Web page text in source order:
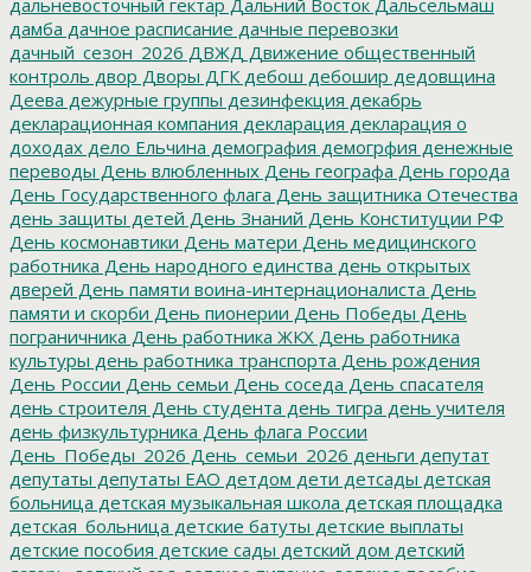
дамба дачное расписание дачные перевозки
дачный_сезон_2026 ДВЖД Движение общественный
контроль двор Дворы ДГК дебош дебошир дедовщина
Деева дежурные группы дезинфекция декабрь
декларационная компания декларация декларация о
доходах дело Ельчина демография демогрфия денежные
переводы День влюбленных День географа День города
День Государственного флага День защитника Отечества
день защиты детей День Знаний День Конституции РФ
День космонавтики День матери День медицинского
работника День народного единства день открытых
дверей День памяти воина-интернационалиста День
памяти и скорби День пионерии День Победы День
пограничника День работника ЖКХ День работника
культуры день работника транспорта День рождения
День России День семьи День соседа День спасателя
день строителя День студента день тигра день учителя
день физкультурника День флага России
День_Победы_2026 День_семьи_2026 деньги депутат
депутаты депутаты ЕАО детдом дети детсады детская
больница детская музыкальная школа детская площадка
детская_больница детские батуты детские выплаты
детские пособия детские сады детский дом детский